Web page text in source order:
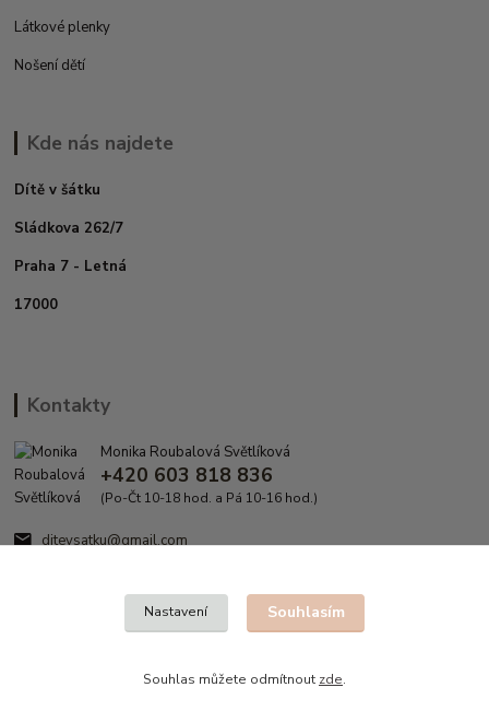
Látkové plenky
Nošení dětí
Kde nás najdete
Dítě v šátku
Sládkova 262/7
Praha 7 - Letná
17000
Kontakty
Monika Roubalová Světlíková
+420 603 818 836
(Po-Čt 10-18 hod. a Pá 10-16 hod.)
ditevsatku@gmail.com
Nastavení Souhlasím
Souhlas můžete odmítnout zde.